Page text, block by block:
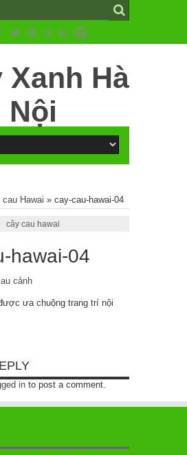
cau Hawai » cay-cau-hawai-04
cây cau hawai
hawai-04
ưa chuộng trang trí nội
in to post a comment.